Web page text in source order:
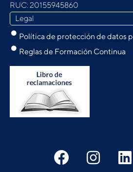
RUC: 20155945860
Legal
Política de protección de datos
Reglas de Formación Continua